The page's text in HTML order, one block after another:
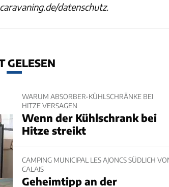
datenschutz.
GELESEN
WARUM ABSORBER-KÜHLSCHRÄNKE BEI
HITZE VERSAGEN
Wenn der Kühlschrank bei
Hitze streikt
CAMPING MUNICIPAL LES AJONCS SÜDLICH
CALAIS
Geheimtipp an der